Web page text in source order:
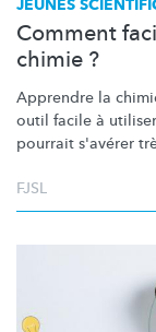
JEUNES
Comment
chimie ?
Apprendre la
outil facile à
pourrait s'avérer
FJSL